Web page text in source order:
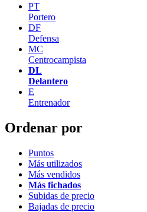
PT
Portero
DF
Defensa
MC
Centrocampista
DL
Delantero
E
Entrenador
Ordenar por
Puntos
Más utilizados
Más vendidos
Más fichados
Subidas de precio
Bajadas de precio